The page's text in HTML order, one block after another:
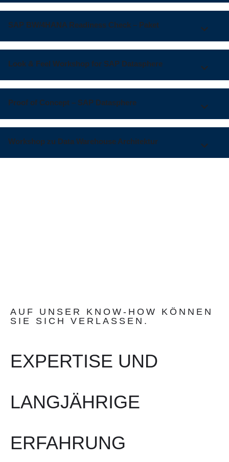
SAP BW/4HANA Readiness Check – Paket
Look & Feel Workshop for SAP Datasphere
Proof of Concept – SAP Datasphere
Workshop zu Data Warehouse Architektur
AUF UNSER KNOW-HOW KÖNNEN
SIE SICH VERLASSEN.
EXPERTISE UND
LANGJÄHRIGE
ERFAHRUNG